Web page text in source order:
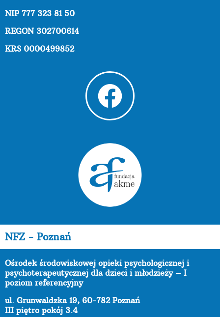
NIP 777 323 81 50
REGON 302700614
KRS 0000499852
NFZ - Poznań
Ośrodek środowiskowej opieki psychologicznej i
psychoterapeutycznej dla dzieci i młodzieży – I
poziom referencyjny
ul. Grunwaldzka 19, 60-782 Poznań
III piętro pokój 3.4